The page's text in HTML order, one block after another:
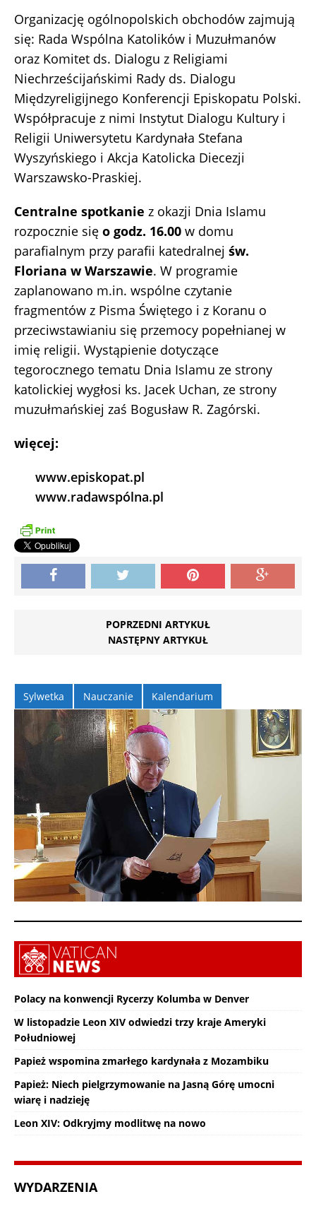
Organizację ogólnopolskich obchodów zajmują
się: Rada Wspólna Katolików i Muzułmanów
oraz Komitet ds. Dialogu z Religiami
Niechrześcijańskimi Rady ds. Dialogu
Międzyreligijnego Konferencji Episkopatu Polski.
Współpracuje z nimi Instytut Dialogu Kultury i
Religii Uniwersytetu Kardynała Stefana
Wyszyńskiego i Akcja Katolicka Diecezji
Warszawsko-Praskiej.
Centralne spotkanie z okazji Dnia Islamu
rozpocznie się o godz. 16.00 w domu
parafialnym przy parafii katedralnej św.
Floriana w Warszawie. W programie
zaplanowano m.in. wspólne czytanie
fragmentów z Pisma Świętego i z Koranu o
przeciwstawianiu się przemocy popełnianej w
imię religii. Wystąpienie dotyczące
tegorocznego tematu Dnia Islamu ze strony
katolickiej wygłosi ks. Jacek Uchan, ze strony
muzułmańskiej zaś Bogusław R. Zagórski.
więcej:
www.episkopat.pl
www.radawspólna.pl
POPRZEDNI ARTYKUŁ
NASTĘPNY ARTYKUŁ
Sylwetka Nauczanie Kalendarium
Polacy na konwencji Rycerzy Kolumba w Denver
W listopadzie Leon XIV odwiedzi trzy kraje Ameryki
Południowej
Papież wspomina zmarłego kardynała z Mozambiku
Papież: Niech pielgrzymowanie na Jasną Górę umocni
wiarę i nadzieję
Leon XIV: Odkryjmy modlitwę na nowo
WYDARZENIA